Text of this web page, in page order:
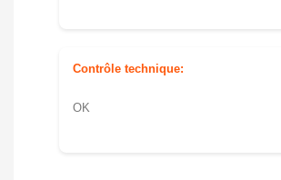
Contrôle technique:
OK